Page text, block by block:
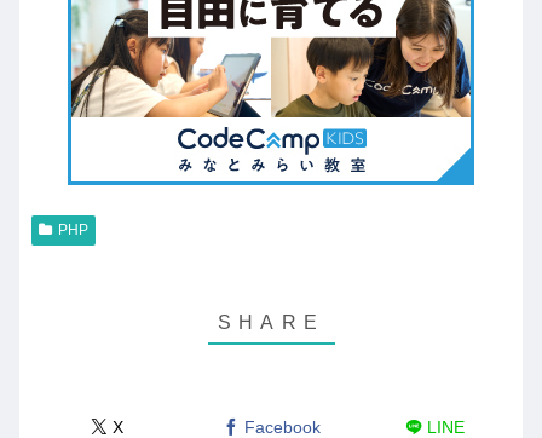
PHP
X Facebook LINE